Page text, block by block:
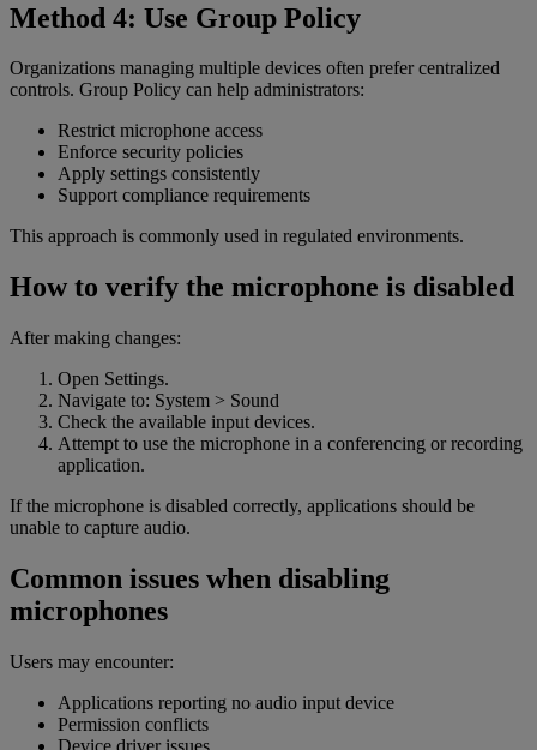
Method 4: Use Group Policy
Organizations managing multiple devices often prefer centralized
controls. Group Policy can help administrators:
Restrict microphone access
Enforce security policies
Apply settings consistently
Support compliance requirements
This approach is commonly used in regulated environments.
How to verify the microphone is disabled
After making changes:
Open Settings.
Navigate to: System > Sound
Check the available input devices.
Attempt to use the microphone in a conferencing or recording
application.
If the microphone is disabled correctly, applications should be
unable to capture audio.
Common issues when disabling
microphones
Users may encounter:
Applications reporting no audio input device
Permission conflicts
Device driver issues